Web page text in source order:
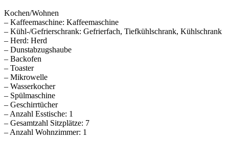
Kochen/Wohnen
– Kaffeemaschine: Kaffeemaschine
– Kühl-/Gefrierschrank: Gefrierfach, Tiefkühlschrank, Kühlschrank
– Herd: Herd
– Dunstabzugshaube
– Backofen
– Toaster
– Mikrowelle
– Wasserkocher
– Spülmaschine
– Geschirrtücher
– Anzahl Esstische: 1
– Gesamtzahl Sitzplätze: 7
– Anzahl Wohnzimmer: 1